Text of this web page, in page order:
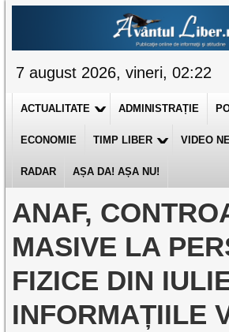
7 august 2026, vineri, 02:22
ACTUALITATE ADMINISTRAȚIE
ECONOMIE TIMP LIBER VIDEO
RADAR AȘA DA! AȘA NU!
ANAF,
MASIVE LA
FIZICE DIN
INFORMAȚIILE